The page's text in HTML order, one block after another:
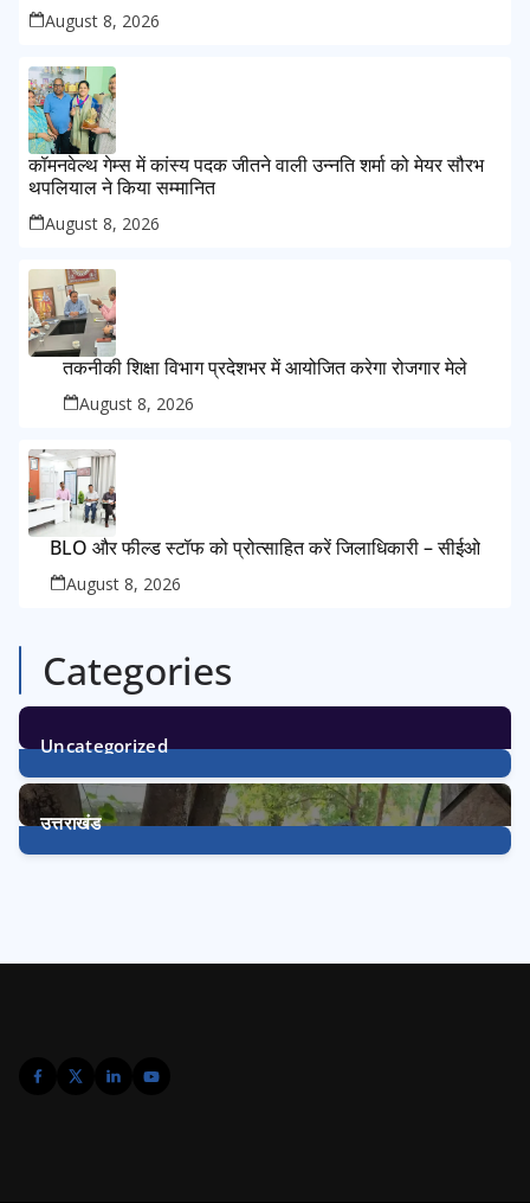
August 8, 2026
कॉमनवेल्थ गेम्स में कांस्य पदक जीतने वाली उन्नति शर्मा को मेयर सौरभ
थपलियाल ने किया सम्मानित
August 8, 2026
तकनीकी शिक्षा विभाग प्रदेशभर में आयोजित करेगा रोजगार मेले
August 8, 2026
BLO और फील्ड स्टॉफ को प्रोत्साहित करें जिलाधिकारी – सीईओ
August 8, 2026
Categories
Uncategorized
1Post
उत्तराखंड